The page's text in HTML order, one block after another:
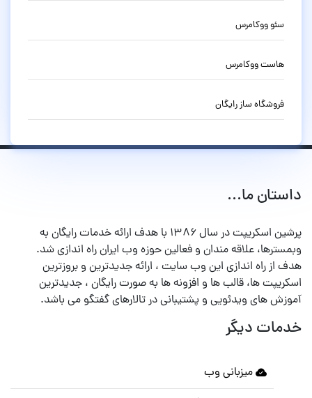
سئو ووکامرس
هاست ووکامرس
فروشگاه ساز رایگان
داستان ما...
پرشین اسکریپت در سال ۱۳۸۶ با هدف ارائه خدمات رایگان به
وبمسترها، علاقه مندان و فعالین حوزه وب ایران راه اندازی شد.
هدف از راه اندازی این وب سایت ، ارائه جدیدترین و بروزترین
اسکریپت ها، قالب ها و افزونه ها به صورت رایگان ، جدیدترین
آموزش های ویدئویی و پشتیبانی در تالارهای گفتگو می باشد.
خدمات دیگر
میزبانی وب